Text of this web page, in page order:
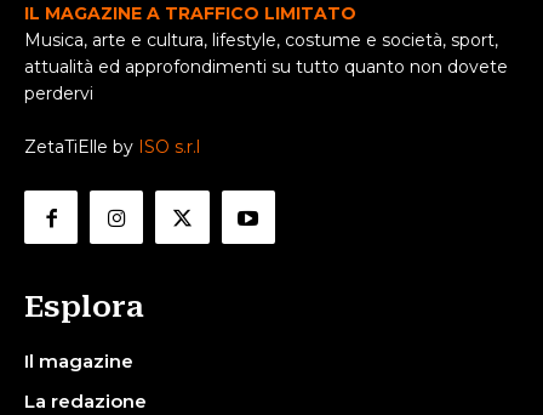
IL MAGAZINE A TRAFFICO LIMITATO
Musica, arte e cultura, lifestyle, costume e società, sport,
attualità ed approfondimenti su tutto quanto non dovete
perdervi
ZetaTiElle by ISO s.r.l
Esplora
Il magazine
La redazione